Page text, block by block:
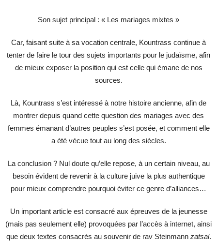
Son sujet principal : « Les mariages mixtes »
Car, faisant suite à sa vocation centrale, Kountrass continue à
tenter de faire le tour des sujets importants pour le judaïsme, afin
de mieux exposer la position qui est celle qui émane de nos
sources.
Là, Kountrass s’est intéressé à notre histoire ancienne, afin de
montrer depuis quand cette question des mariages avec des
femmes émanant d’autres peuples s’est posée, et comment elle
a été vécue tout au long des siècles.
La conclusion ? Nul doute qu’elle repose, à un certain niveau, au
besoin évident de revenir à la culture juive la plus authentique
pour mieux comprendre pourquoi éviter ce genre d’alliances…
Un important article est consacré aux épreuves de la jeunesse
(mais pas seulement elle) provoquées par l’accès à internet, ainsi
que deux textes consacrés au souvenir de rav Steinmann zatsal.